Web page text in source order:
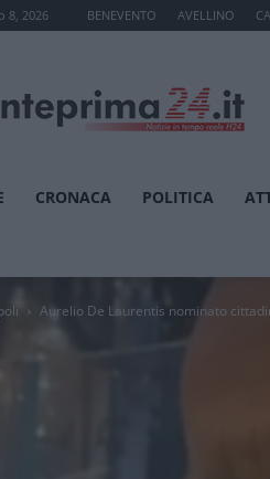
8, 2026 BENEVENTO AVELLINO
CRONACA POLITICA
Aurelio De Laurentis nominato